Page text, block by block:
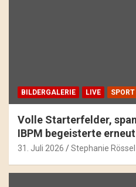
BILDERGALERIE LIVE SPORT
Volle Starterfelder,
IBPM begeisterte
31. Juli 2026 Stephanie Rössel